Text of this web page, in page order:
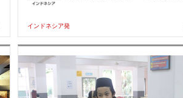
インドネシア発